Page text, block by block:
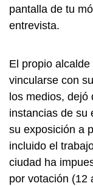
pantalla de tu
entrevista.
El propio
vincularse con
los medios,
instancias de su
su exposición a
incluido el
ciudad ha
por votación (12